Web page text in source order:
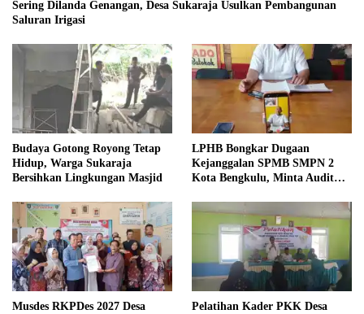
Sering Dilanda Genangan, Desa Sukaraja Usulkan Pembangunan
Saluran Irigasi
Budaya Gotong Royong Tetap
Hidup, Warga Sukaraja
Bersihkan Lingkungan Masjid
LPHB Bongkar Dugaan
Kejanggalan SPMB SMPN 2
Kota Bengkulu, Minta Audit
Musdes RKPDes 2027 Desa
Pelatihan Kader PKK Desa